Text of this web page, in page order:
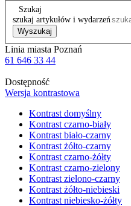
Szukaj
szukaj artykułów i wydarzeń
Wyszukaj
Linia miasta Poznań
61 646 33 44
Dostępność
Wersja kontrastowa
Kontrast domyślny
Kontrast czarno-biały
Kontrast biało-czarny
Kontrast żółto-czarny
Kontrast czarno-żółty
Kontrast czarno-zielony
Kontrast zielono-czarny
Kontrast żółto-niebieski
Kontrast niebiesko-żółty